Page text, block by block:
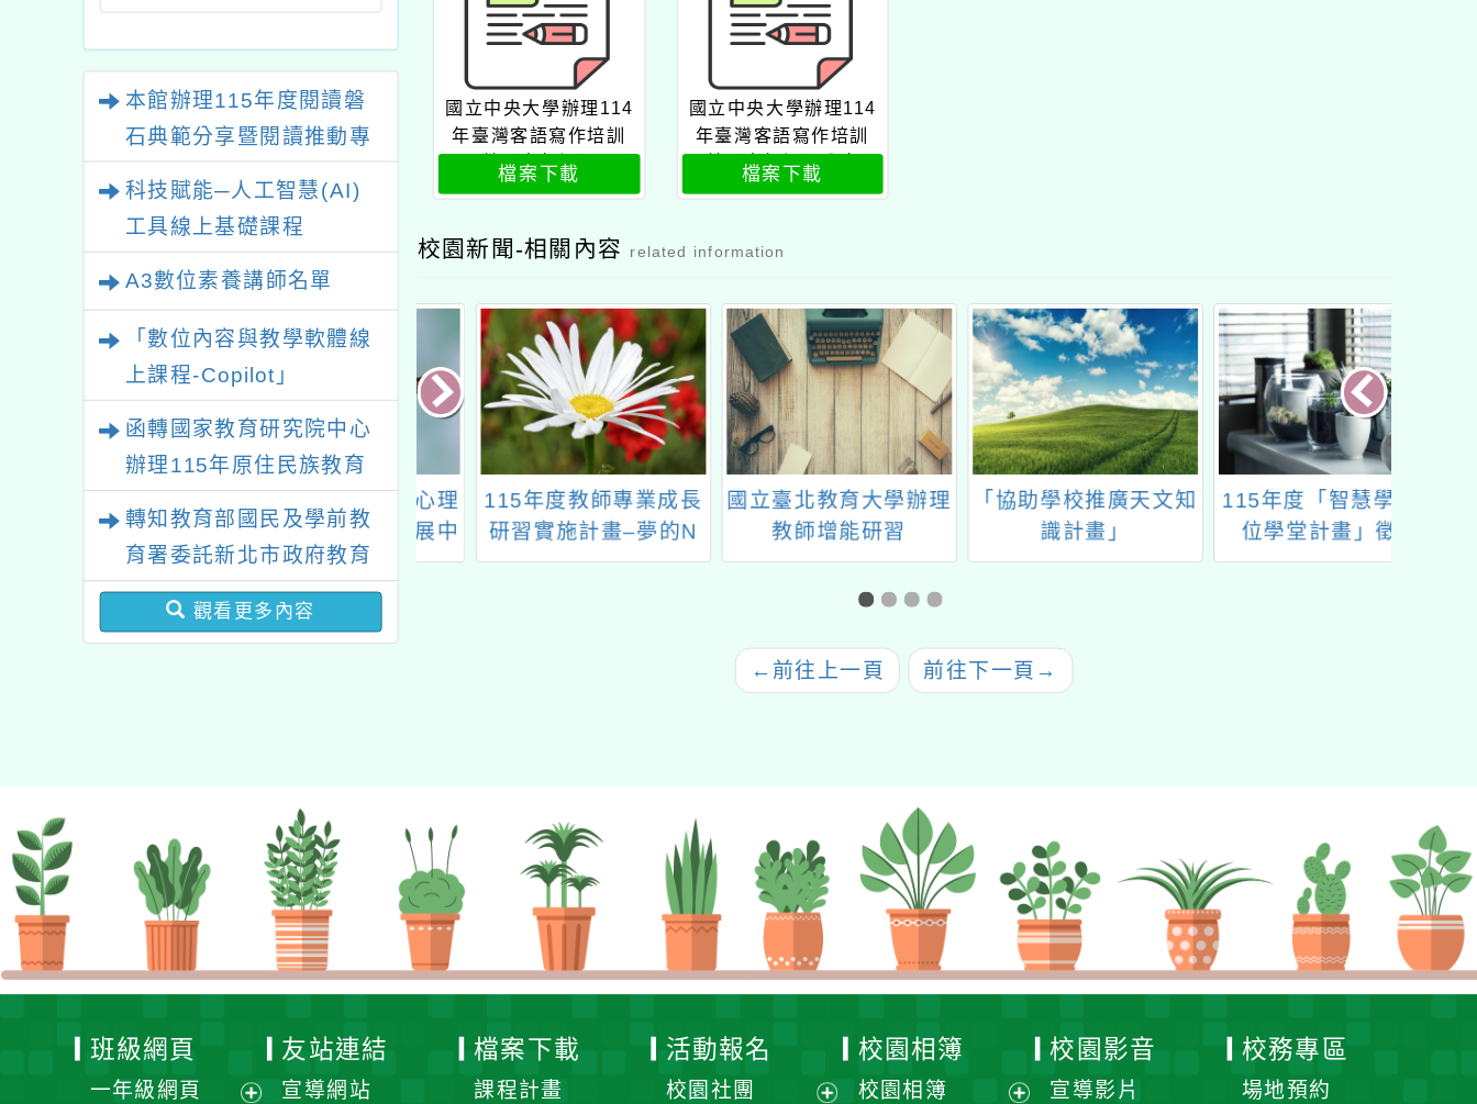
本館辦理115年度閱讀磐
石典範分享暨閱讀推動專
科技賦能─人工智慧(AI)
工具線上基礎課程
A3數位素養講師名單
「數位內容與教學軟體線
上課程-Copilot」
函轉國家教育研究院中心
辦理115年原住民族教育
育國際趨勢與發展」
轉知教育部國民及學前教
育署委託新北市政府教育
局辦理「115年度教師專
業成長研習實施計畫－夢
觀看更多內容
國立中央大學辦理114
年臺灣客語寫作培訓
營（中部場）
檔案下載
國立中央大學辦理114
年臺灣客語寫作培訓
營（中部場）公文
檔案下載
校園新聞-相關內容 related information
培力工作坊
與教育測驗研究發展中
心辦理112年度「素養
導向課室評量資源建置
暨推廣計畫」探究實作
115年度教師專業成長
研習實施計畫–夢的N
次方素養工作坊–中二
國立臺北教育大學辦理
教師增能研習
「B2.PBL 教學應用工
「協助學校推廣天文知
識計畫」
115年度「智慧學校數
位學堂計畫」徵件
← 前往上一頁 前往下一頁 →
班級網頁
一年級網頁
友站連結
宣導網站
檔案下載
課程計畫
活動報名
校園社團
校園相簿
校園相簿
校園影音
宣導影片
校務專區
場地預約